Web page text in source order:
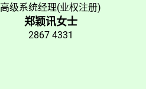
高级系统经理(业权注册)
郑颖讯女士
2867 4331